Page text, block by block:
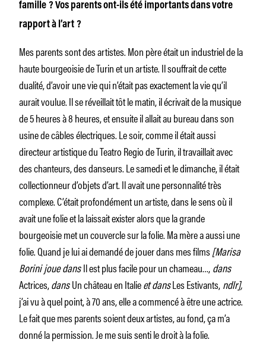
famille ? Vos parents ont-ils été importants dans votre
rapport à l’art ?
Mes parents sont des artistes. Mon père était un industriel de la
haute bourgeoisie de Turin et un artiste. Il souffrait de cette
dualité, d’avoir une vie qui n’était pas exactement la vie qu’il
aurait voulue. Il se réveillait tôt le matin, il écrivait de la musique
de 5 heures à 8 heures, et ensuite il allait au bureau dans son
usine de câbles électriques. Le soir, comme il était aussi
directeur artistique du Teatro Regio de Turin, il travaillait avec
des chanteurs, des danseurs. Le samedi et le dimanche, il était
collectionneur d’objets d’art. Il avait une personnalité très
complexe. C’était profondément un artiste, dans le sens où il
avait une folie et la laissait exister alors que la grande
bourgeoisie met un couvercle sur la folie. Ma mère a aussi une
folie. Quand je lui ai demandé de jouer dans mes films[Marisa
Borini joue dansIl est plus facile pour un chameau…,dans
Actrices,dansUn château en Italieet dansLes Estivants,ndlr],
j’ai vu à quel point, à 70 ans, elle a commencé à être une actrice.
Le fait que mes parents soient deux artistes, au fond, ça m’a
donné la permission. Je me suis senti le droit à la folie.